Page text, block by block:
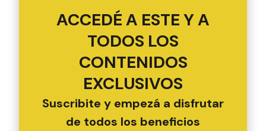
ACCEDÉ A ESTE Y A
TODOS LOS
CONTENIDOS
EXCLUSIVOS
Suscribite y empezá a disfrutar
de todos los beneficios